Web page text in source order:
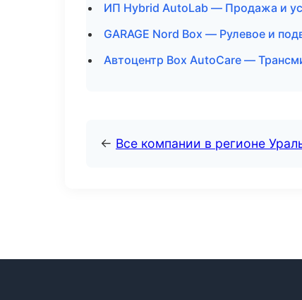
ИП Hybrid AutoLab — Продажа и
GARAGE Nord Box — Рулевое и
Автоцентр Box AutoCare —
← Все компании в регионе